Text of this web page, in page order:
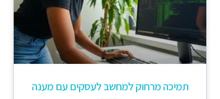
תמיכה מרחוק למחשב לעסקים עם מענה